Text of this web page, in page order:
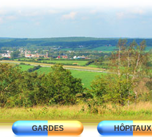
GARDES HÔPITAUX